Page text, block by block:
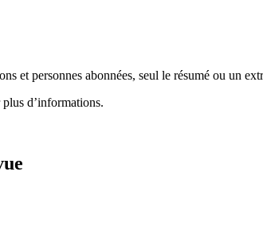
et personnes abonnées, seul le résumé ou un
d’informations.